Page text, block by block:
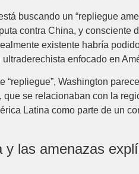
buscando un “repliegue
contra China, y consciente
existente habría
ultraderechista enfocado en
“repliegue”, Washington
que se relacionaban con la
Latina como parte de un
y las amenazas